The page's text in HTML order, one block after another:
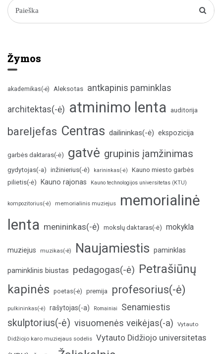
Žymos
akademikas(-ė) Aleksotas antkapinis paminklas
architektas(-ė) atminimo lenta auditorija
bareljefas Centras dailininkas(-ė) ekspozicija
garbės daktaras(-ė) gatvė grupinis įamžinimas
gydytojas(-a) inžinierius(-ė) karininkas(-ė)
Kauno miesto garbės
pilietis(-ė)
Kauno rajonas Kauno technologijos universitetas (KTU)
kompozitorius(-ė) memorialinis muziejus
memorialinė
lenta menininkas(-ė) mokslų daktaras(-ė) mokykla
muziejus muzikas(-ė) Naujamiestis paminklas
paminklinis biustas pedagogas(-ė) Petrašiūnų
kapinės poetas(-ė) premija profesorius(-ė)
pulkininkas(-ė) rašytojas(-a) Romainiai Senamiestis
skulptorius(-ė) visuomenės veikėjas(-a) Vytauto
Didžiojo karo muziejaus sodelis Vytauto Didžiojo universitetas